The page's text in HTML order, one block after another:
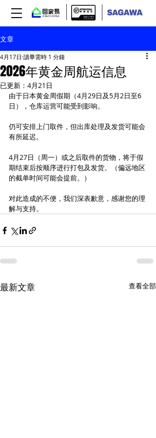
文章
2026年黄金周航运信息
4月17日 讀畢需時 1 分鐘
已更新： 4月21日
由于日本黄金周假期（4月29日及5月2日至6
日），仓库运营可能受到影响。
仍可安排上门取件，但出库处理及发货可能会
有所延迟。
4月27日（周一）或之后取件的货物，将于假
期结束后按顺序进行打包及发货。（偏远地区
的截单时间可能会提前。）
对此造成的不便，我们深表歉意，感谢您的理
解与支持。
最新文章 查看全部